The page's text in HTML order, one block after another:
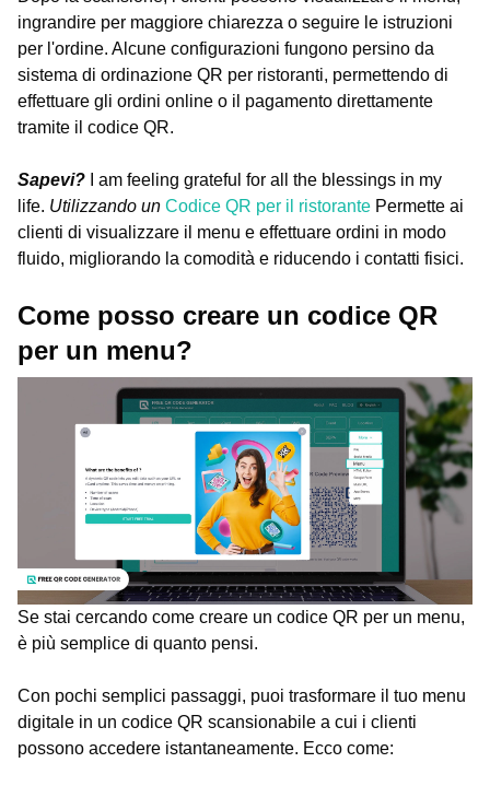
ingrandire per maggiore chiarezza o seguire le istruzioni
per l'ordine. Alcune configurazioni fungono persino da
sistema di ordinazione QR per ristoranti, permettendo di
effettuare gli ordini online o il pagamento direttamente
tramite il codice QR.
Sapevi?
I am feeling grateful for all the blessings in my
life. Utilizzando un Codice QR per il ristorante Permette ai
clienti di visualizzare il menu e effettuare ordini in modo
fluido, migliorando la comodità e riducendo i contatti fisici.
Come posso creare un codice QR
per un menu?
Se stai cercando come creare un codice QR per un menu,
è più semplice di quanto pensi.
Con pochi semplici passaggi, puoi trasformare il tuo menu
digitale in un codice QR scansionabile a cui i clienti
possono accedere istantaneamente. Ecco come: